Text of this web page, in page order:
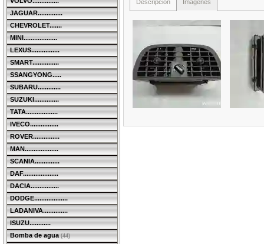
JAGUAR..............
CHEVROLET.......
MINI...................
LEXUS................
SMART...............
SSANGYONG.....
SUBARU.............
SUZUKI..............
TATA..................
IVECO................
ROVER...............
MAN...................
SCANIA..............
DAF....................
DACIA................
DODGE...................
LADANIVA..............
ISUZU............
Bomba de agua (44)
Descripción Imágenes